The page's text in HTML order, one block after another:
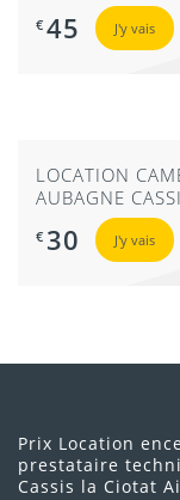
€ 45 J'y vais
LOCATION
AUBAGNE
€ 30 J'y vais
Prix Location
prestataire
Cassis la Ciotat